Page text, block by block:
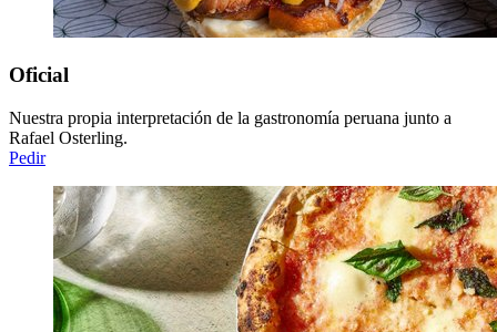
Oficial
Nuestra propia interpretación de la gastronomía peruana junto a
Rafael Osterling.
Pedir